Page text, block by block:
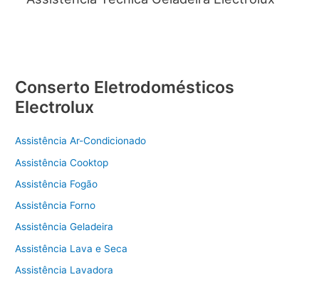
Conserto Eletrodomésticos
Electrolux
Assistência Ar-Condicionado
Assistência Cooktop
Assistência Fogão
Assistência Forno
Assistência Geladeira
Assistência Lava e Seca
Assistência Lavadora